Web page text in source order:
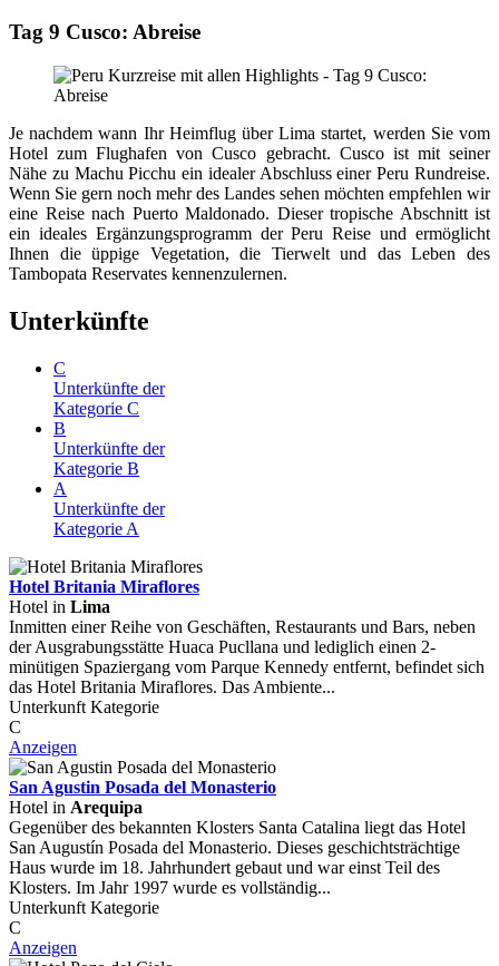
Tag 9 Cusco: Abreise
Je nachdem wann Ihr Heimflug über Lima startet, werden Sie vom
Hotel zum Flughafen von Cusco gebracht. Cusco ist mit seiner
Nähe zu Machu Picchu ein idealer Abschluss einer Peru Rundreise.
Wenn Sie gern noch mehr des Landes sehen möchten empfehlen wir
eine Reise nach Puerto Maldonado. Dieser tropische Abschnitt ist
ein ideales Ergänzungsprogramm der Peru Reise und ermöglicht
Ihnen die üppige Vegetation, die Tierwelt und das Leben des
Tambopata Reservates kennenzulernen.
Unterkünfte
C
Unterkünfte der
Kategorie C
B
Unterkünfte der
Kategorie B
A
Unterkünfte der
Kategorie A
Hotel Britania Miraflores
Hotel in Lima
Inmitten einer Reihe von Geschäften, Restaurants und Bars, neben
der Ausgrabungsstätte Huaca Pucllana und lediglich einen 2-
minütigen Spaziergang vom Parque Kennedy entfernt, befindet sich
das Hotel Britania Miraflores. Das Ambiente...
Unterkunft Kategorie
C
Anzeigen
San Agustin Posada del Monasterio
Hotel in Arequipa
Gegenüber des bekannten Klosters Santa Catalina liegt das Hotel
San Augustín Posada del Monasterio. Dieses geschichtsträchtige
Haus wurde im 18. Jahrhundert gebaut und war einst Teil des
Klosters. Im Jahr 1997 wurde es vollständig...
Unterkunft Kategorie
C
Anzeigen